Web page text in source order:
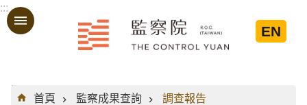
跳到主要內容區塊
:::
EN
:::
首頁
監察成果查詢 調查報告